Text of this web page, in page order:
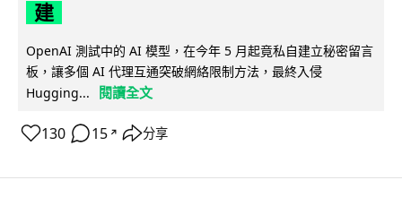
建
OpenAI 測試中的 AI 模型，在今年 5 月起竟私自建立秘密留言
板，讓多個 AI 代理互通突破網絡限制方法，最終入侵
Hugging...
閱讀全文
130 15 ↗ 分享